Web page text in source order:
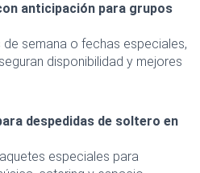
anticipación para grupos
semana o fechas especiales,
disponibilidad y mejores
despedidas de soltero en
especiales para